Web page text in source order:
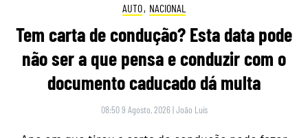
AUTO, NACIONAL
Tem carta de condução? Esta data pode
não ser a que pensa e conduzir com o
documento caducado dá multa
08:50 9 Agosto, 2026 |João Luís